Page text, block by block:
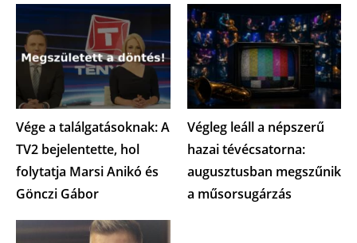
Vége a találgatásoknak: A
TV2 bejelentette, hol
folytatja Marsi Anikó és
Gönczi Gábor
Végleg leáll a népszerű
hazai tévécsatorna:
augusztusban megszűnik
a műsorsugárzás